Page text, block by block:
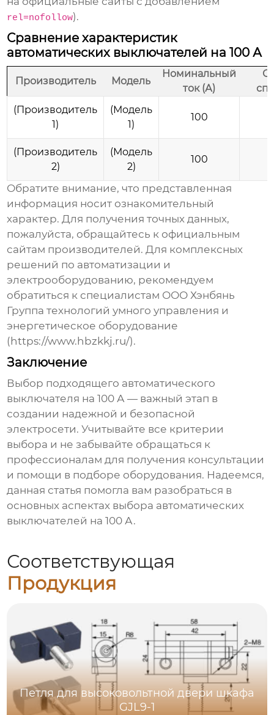
rel=nofollow).
Сравнение характеристик
автоматических выключателей на 100 А
Производитель Модель
Номинальный
ток (А)
(Производитель
1)
(Модель
1)
100
(Производитель
2)
(Модель
2)
100
Обратите внимание, что представленная
информация носит ознакомительный
характер. Для получения точных данных,
пожалуйста, обращайтесь к официальным
сайтам производителей. Для комплексных
решений по автоматизации и
электрооборудованию, рекомендуем
обратиться к специалистам ООО Хэнбянь
Группа технологий умного управления и
энергетическое оборудование
( https://www.hbzkkj.ru/).
Заключение
Выбор подходящего автоматического
выключателя на 100 А — важный этап в
создании надежной и безопасной
электросети. Учитывайте все критерии
выбора и не забывайте обращаться к
профессионалам для получения консультации
и помощи в подборе оборудования. Надеемся,
данная статья помогла вам разобраться в
основных аспектах выбора автоматических
выключателей на 100 А.
Соответствующая
Продукция
Петля для высоковольтной двери шкафа
GJL9-1